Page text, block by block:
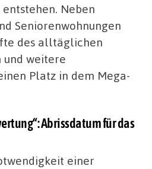
Neben
Seniorenwohnungen
des alltäglichen
und weitere
Platz in dem Mega-
Abrissdatum für das
einer